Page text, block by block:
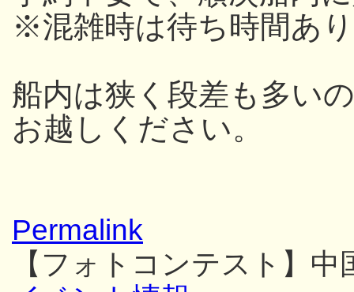
※混雑時は待ち時間あり
船内は狭く段差も多い
お越しください。
Permalink
【フォトコンテスト】